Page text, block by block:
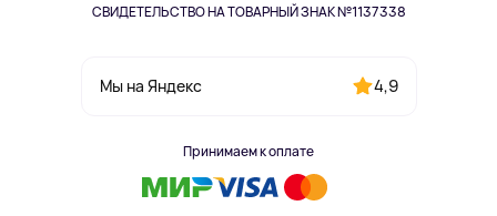
СВИДЕТЕЛЬСТВО НА ТОВАРНЫЙ ЗНАК №1137338
Мы на Яндекс 4,9
Принимаем к оплате